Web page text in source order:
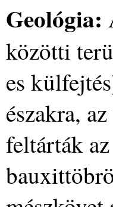
Geológia:
közötti
es
északra,
feltárták